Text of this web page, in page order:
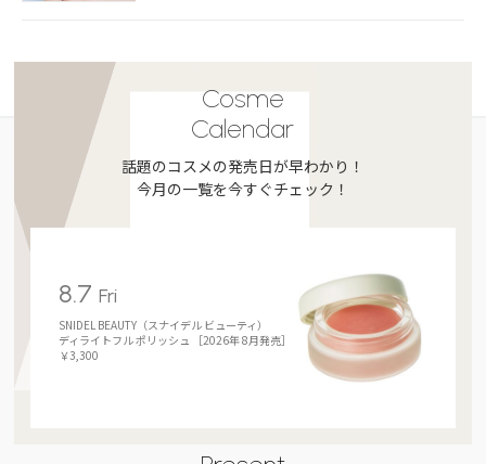
Cosme
Calendar
話題のコスメの発売日が早わかり！
今月の一覧を今すぐチェック！
8.7 Fri
SNIDEL BEAUTY（スナイデル ビューティ）
ディライトフル ポリッシュ ［2026年 8月発売］
￥3,300